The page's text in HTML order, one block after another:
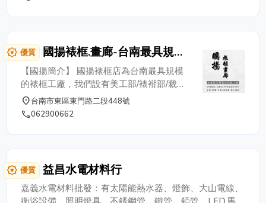
award_star 優質
國揚裱框.畫廊-台南最具規模
的裱框工廠
【國揚簡介】 國揚裱框店為台南最具規模
的裱框工廠，我們設有美工部/裱褙部/裁框
部/組裝部門，採一貫作業方式，快速有效
率，陣容最齊全，歡迎來店選購。 曾幾何
戶人家的牆上，成為視覺上滿足，藉此沉澱
心情。 國揚裱框.畫廊更提供專業級的裱框
服務幫助您將辛苦完成的拼圖，美美的掛在
place台南市東區東門路二段448號
phone062900662
award_star 優質 益昌水電材料行
嘉義水電材料批發：有太陽能熱水器、燈飾、大山電線、